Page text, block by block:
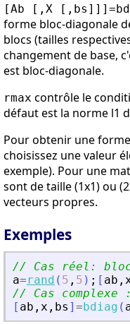
[Ab [,X
forme bloc-diagonale
blocs (tailles
changement de base,
est bloc-diagonale.
rmax contrôle le
défaut est la norme l1
Pour obtenir une
choisissez une valeur
exemple). Pour une
sont de taille (1x1) ou
vecteurs propres.
Exemples
// Cas réel:
a=rand ( 5 , 5 ) ; [ ab ,
// Cas complexe
[ ab , x , bs ] =bdiag (